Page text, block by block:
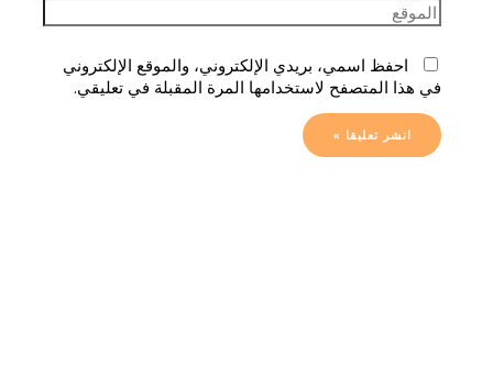
احفظ اسمي، بريدي الإلكتروني، والموقع الإلكتروني
في هذا المتصفح لاستخدامها المرة المقبلة في تعليقي.